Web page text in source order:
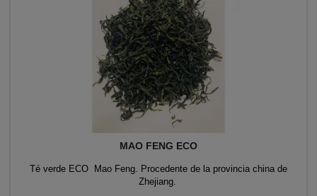
MAO FENG ECO
Té verde ECO Mao Feng. Procedente de la provincia china de
Zhejiang.